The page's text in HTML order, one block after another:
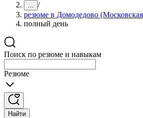
... /
резюме в Домодедово (Московская
полный день
Поиск по резюме и навыкам
Резюме
Найти